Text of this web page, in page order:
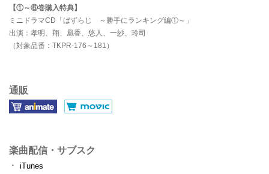
【①～⑥巻購入特典】
ミニドラマCD「ばずらじ ～勝手にランキング編①～」
出演：孝明、翔、凰香、悠人、一紗、玲司
（対象品番：TKPR-176～181）
通販
楽曲配信・サブスク
iTunes